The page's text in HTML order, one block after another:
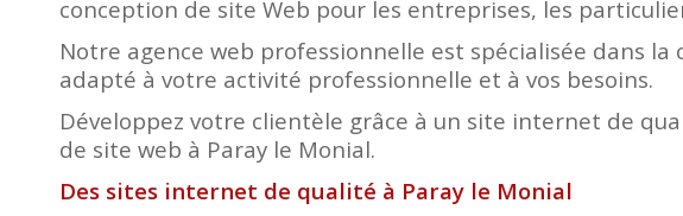
conception de site Web pour les entreprises, les
Notre agence web professionnelle est spécialisée dans
adapté à votre activité professionnelle et à vos besoins.
Développez votre clientèle grâce à un site internet de
de site web à Paray le Monial.
Des sites internet de qualité à Paray le Monial